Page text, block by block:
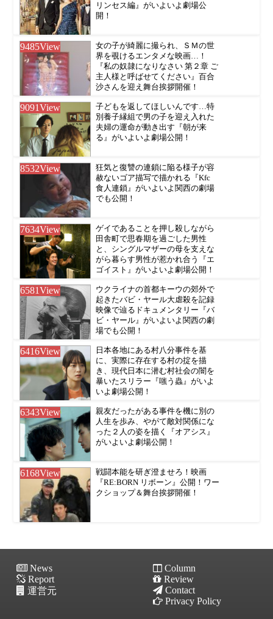
リンセス編』がいよいよ劇場公
開！
9485View
女の子が綺麗に撮られ、ＳＭの世
界を覗けるエンタメな映画…！
『私の奴隷になりなさい 第２章 ご
主人様と呼ばせてください』百合
沙さんを迎え舞台挨拶開催！
9091View
子どもを返してほしいんです…特
別養子縁組で男の子を迎え入れた
夫婦の運命が動き出す『朝が来
る』がいよいよ劇場公開！
8532View
狂気と復讐の連鎖に陥る様子が容
赦ないゴア描写で描かれる『Kfc
食人連鎖』がいよいよ関西の劇場
でも公開！
7634View
ゲイであることを押し殺しながら
田舎町で思春期を過ごした男性
と、シングルマザーの母を支えな
がら暮らす男性が惹かれ合う『エ
ゴイスト』がいよいよ劇場公開！
6581View
ウクライナの首都キーウの郊外で
起きたバビ・ヤール大虐殺を記録
映像で辿るドキュメンタリー『バ
ビ・ヤール』がいよいよ関西の劇
場でも公開！
6416View
日本各地にある村八分事件を基
に、実際に存在する村の掟を描
き、現代日本に潜む村社会の闇を
暴いたスリラー『嗤う蟲』がいよ
いよ劇場公開！
6343View
親友だったがある事件を機に別の
人生を歩み、やがて敵対関係にな
った２人の姿を描く『オアシス』
がいよいよ劇場公開！
6168View
戦闘本能を研ぎ澄ませろ！映画
『RE:BORN リボーン』公開！ワー
クショップ＆舞台挨拶開催！
News
Column
Report
Review
運営元
Contact
Privacy Policy